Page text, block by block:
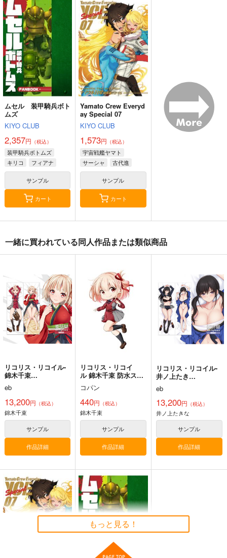
リコリス・リコイル-
井ノ上たき
な-160CMX50CM抱き
枕カバー【YC1137】
eb
13,200円 （税込）
リコリス・リコイル
井ノ上たきな
サンプル
作品詳細
ムセル 装甲騎兵ボト
ムズ
KIYO CLUB
2,357円 （税込）
装甲騎兵ボトムズ
キリコ
フィアナ
サンプル
カート
Yamato Crew Everyd
ay Special 07
KIYO CLUB
1,573円 （税込）
宇宙戦艦ヤマト
サーシャ
古代進
デスラー
サンプル
カート
一緒に買われている同人作品または類似商品
リコリス・リコイル-
錦木千束
160CMX50CM抱き枕
カバー【YC1121】
eb
13,200円 （税込）
錦木千束
サンプル
作品詳細
リコリス・リコイ
ル 錦木千束 防水ステ
ッカー
コパン
440円 （税込）
錦木千束
サンプル
作品詳細
リコリス・リコイル-
井ノ上たき
な-160CMX50CM抱き
枕カバー【YC1137】
eb
13,200円 （税込）
井ノ上たきな
サンプル
作品詳細
もっと見る！